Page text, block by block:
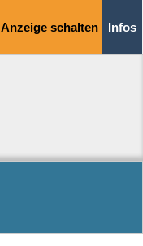
Anzeige schalten Infos